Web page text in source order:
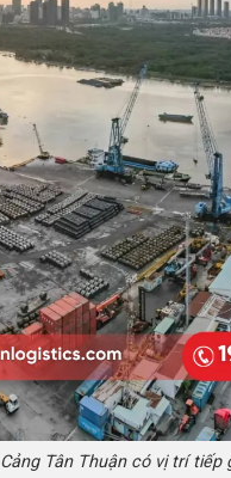
Cảng Tân Thuận có vị trí